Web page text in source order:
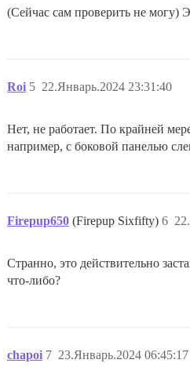
(Сейчас сам проверить не могу)
Roi 22.Январь.2024 23:31:40
5
Нет, не работает. По крайней
например, с боковой панелью
Firepup650 (Firepup Sixfifty) 6
Странно, это действительно
что-либо?
chapoi 23.Январь.2024 06:45:17
7